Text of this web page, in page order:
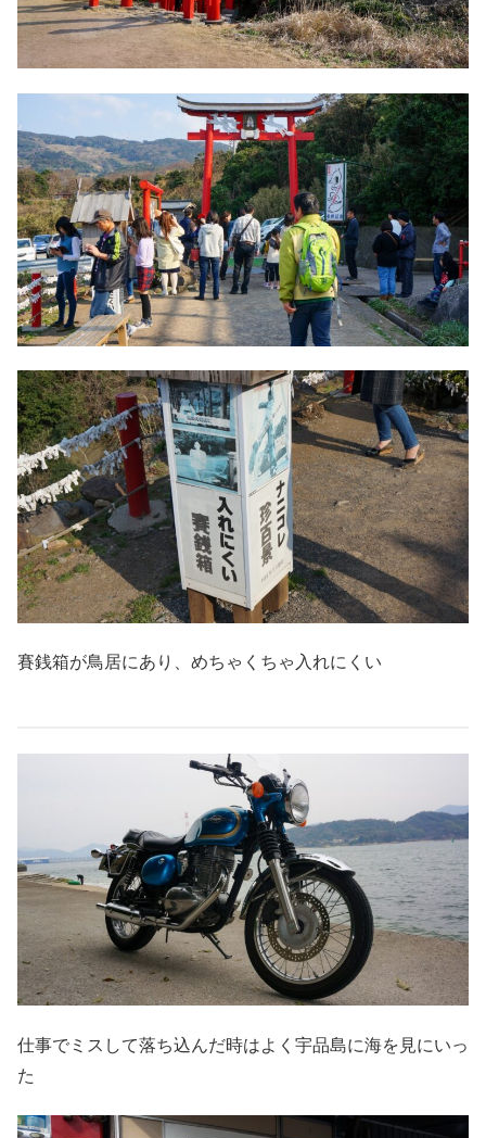
賽銭箱が鳥居にあり、めちゃくちゃ入れにくい
仕事でミスして落ち込んだ時はよく宇品島に海を見にいっ
た